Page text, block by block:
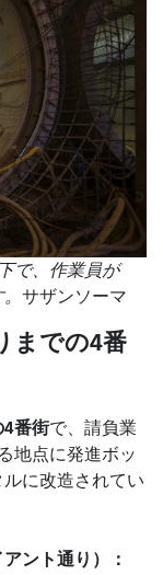
で、作業員が
サザンソーマ
までの4番
4番街で 、請負業
地点に発進ボッ
に改造されてい
ント通り）：